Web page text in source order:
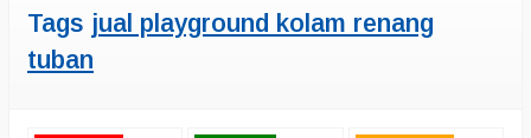
Tags jual playground kolam renang
tuban